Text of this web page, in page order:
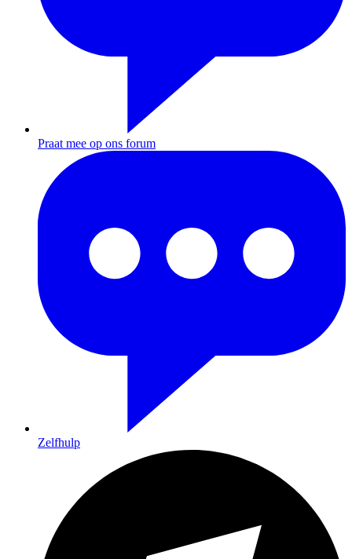
Praat mee op ons forum
Zelfhulp